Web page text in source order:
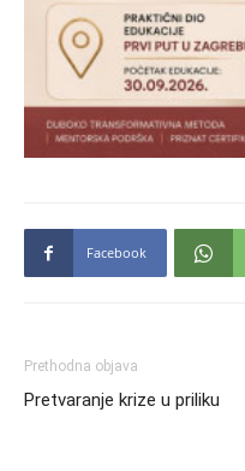
Facebook
Prethodna objava
Pretvaranje krize u priliku